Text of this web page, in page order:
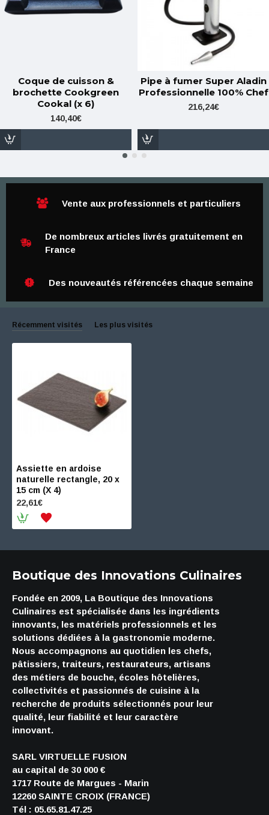
Coque de cuisson &
brochette Cookgreen
Cookal (x 6)
140,40€
Pipe à fumer Super Aladin
Professionnelle 100% Chef
216,24€
Vente aux professionnels et particuliers
De nombreux articles livrés gratuitement en
France
Des nouveautés référencées chaque semaine
Récemment visités Les plus visités
Assiette en ardoise
naturelle rectangle, 20 x
15 cm (X 4)
22,61€
Boutique des Innovations Culinaires
Fondée en 2009, La Boutique des Innovations
Culinaires est spécialisée dans les ingrédients
innovants, les matériels professionnels et les
solutions dédiées à la gastronomie moderne.
Nous accompagnons au quotidien les chefs,
pâtissiers, traiteurs, restaurateurs, artisans
des métiers de bouche, écoles hôtelières,
collectivités et passionnés de cuisine à la
recherche de produits sélectionnés pour leur
qualité, leur fiabilité et leur caractère
innovant.
SARL VIRTUELLE FUSION
au capital de 30 000 €
1717 Route de Margues - Marin
12260 SAINTE CROIX (FRANCE)
Tél : 05.65.81.47.25